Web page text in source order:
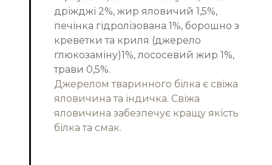
дріжджі 2%, жир яловичий 1,5%,
печінка гідролізована 1%, борошно з
креветки та криля (джерело
глюкозаміну)1%, лососевий жир 1%,
трави 0,5%.
Джерелом тваринного білка є свіжа
яловичина та індичка. Свіжа
яловичина забезпечує кращу якість
білка та смак.